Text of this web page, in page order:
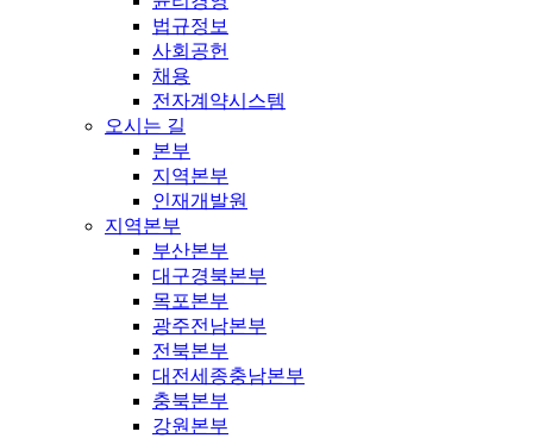
법규정보
사회공헌
채용
전자계약시스템
오시는 길
본부
지역본부
인재개발원
지역본부
부산본부
대구경북본부
목포본부
광주전남본부
전북본부
대전세종충남본부
충북본부
강원본부